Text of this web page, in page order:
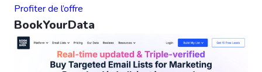
Profiter de l’offre
BookYourData